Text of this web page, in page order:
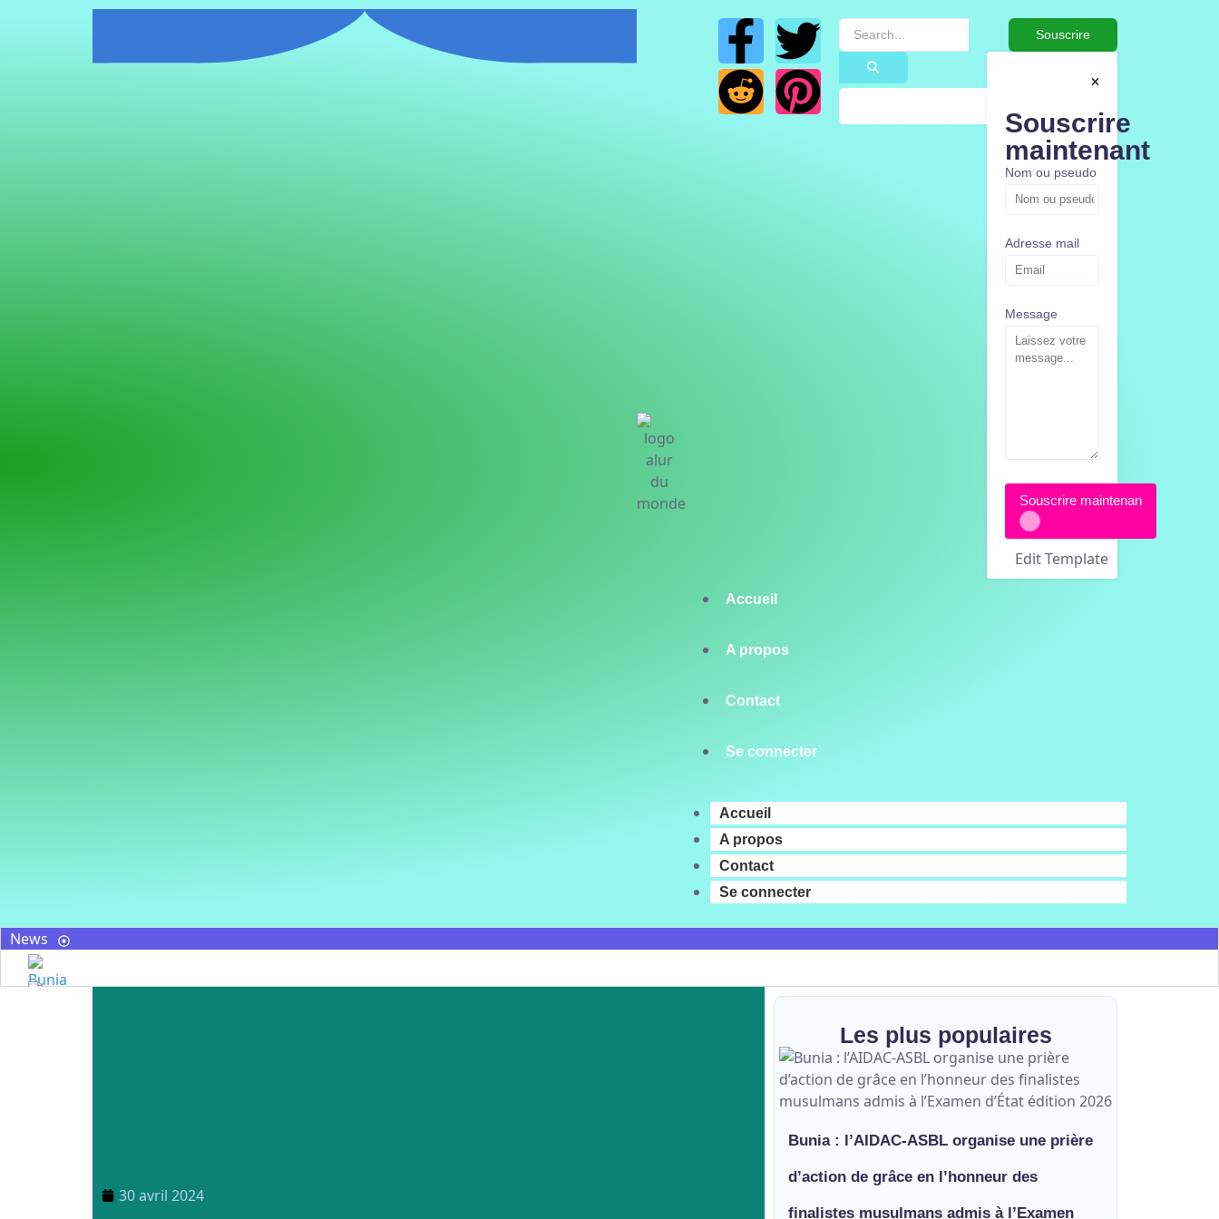
Souscrire
Souscrire
maintenant
Nom ou pseudo
Adresse mail
Message
Souscrire maintenan
Edit Template
Accueil
A propos
Contact
Se connecter
Accueil
A propos
Contact
Se connecter
News
30 avril 2024
Les plus populaires
Bunia : l’AIDAC-ASBL organise une prière
d’action de grâce en l’honneur des
finalistes musulmans admis à l’Examen